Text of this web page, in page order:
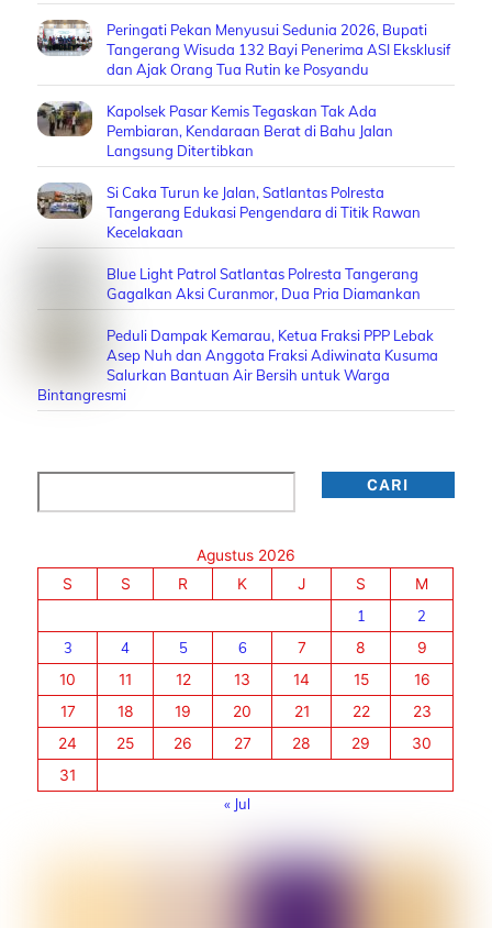
Peringati Pekan Menyusui Sedunia 2026, Bupati
Tangerang Wisuda 132 Bayi Penerima ASI Eksklusif
dan Ajak Orang Tua Rutin ke Posyandu
Kapolsek Pasar Kemis Tegaskan Tak Ada
Pembiaran, Kendaraan Berat di Bahu Jalan
Langsung Ditertibkan
Si Caka Turun ke Jalan, Satlantas Polresta
Tangerang Edukasi Pengendara di Titik Rawan
Kecelakaan
Blue Light Patrol Satlantas Polresta Tangerang
Gagalkan Aksi Curanmor, Dua Pria Diamankan
Peduli Dampak Kemarau, Ketua Fraksi PPP Lebak
Asep Nuh dan Anggota Fraksi Adiwinata Kusuma
Salurkan Bantuan Air Bersih untuk Warga
Bintangresmi
CARI
Agustus 2026
S
S R K J S
M
1
2
3
4 5 6 7 8
9
10
11 12 13 14 15
16
17
18 19 20 21 22
23
24
25 26 27 28 29
30
31
« Jul